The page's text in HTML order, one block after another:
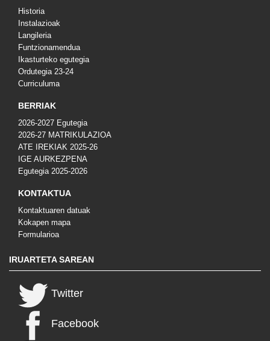
Historia
Instalazioak
Langileria
Funtzionamendua
Ikasturteko egutegia
Ordutegia 23-24
Curriculuma
BERRIAK
2026-2027 Egutegia
2026-27 MATRIKULAZIOA
ATE IREKIAK 2025-26
IGE AURKEZPENA
Egutegia 2025-2026
KONTAKTUA
Kontaktuaren datuak
Kokapen mapa
Formularioa
IRUARTETA SAREAN
Twitter
Facebook